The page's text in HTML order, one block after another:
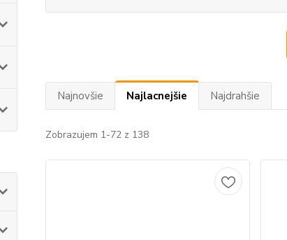
Najnovšie Najlacnejšie Najdrahšie
Zobrazujem 1-72 z 138